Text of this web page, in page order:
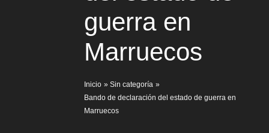
guerra en
Marruecos
Inicio
Sin categoría
Bando de declaración del estado de guerra en
Marruecos